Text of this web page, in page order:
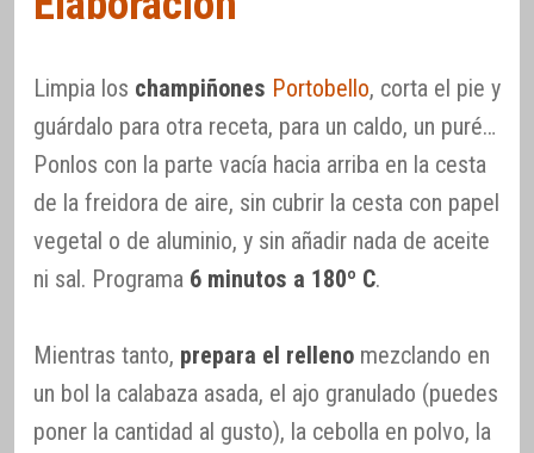
Limpia los champiñones Portobello, corta el pie y
guárdalo para otra receta, para un caldo, un puré…
Ponlos con la parte vacía hacia arriba en la cesta
de la freidora de aire, sin cubrir la cesta con papel
vegetal o de aluminio, y sin añadir nada de aceite
ni sal. Programa 6 minutos a 180º C.
Mientras tanto, prepara el relleno mezclando en
un bol la calabaza asada, el ajo granulado (puedes
poner la cantidad al gusto), la cebolla en polvo, la